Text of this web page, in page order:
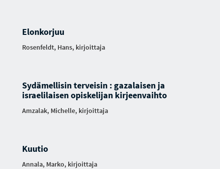
Elonkorjuu
Rosenfeldt, Hans, kirjoittaja
Sydämellisin terveisin : gazalaisen ja
israelilaisen opiskelijan kirjeenvaihto
Amzalak, Michelle, kirjoittaja
Kuutio
Annala, Marko, kirjoittaja